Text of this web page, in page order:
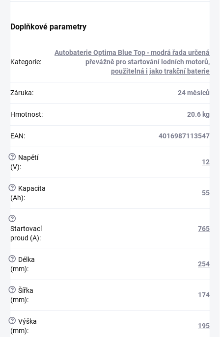
Doplňkové parametry
Kategorie:
Autobaterie Optima Blue Top - modrá řada určená
převážně pro startování lodních motorů,
použitelná i jako trakční baterie
Záruka: 24 měsíců
Hmotnost: 20.6 kg
EAN: 4016987113547
?
Napětí
(V):
12
?
Kapacita
(Ah):
55
?
Startovací
proud (A):
765
?
Délka
(mm):
254
? Šířka
(mm):
174
? Výška
(mm):
195